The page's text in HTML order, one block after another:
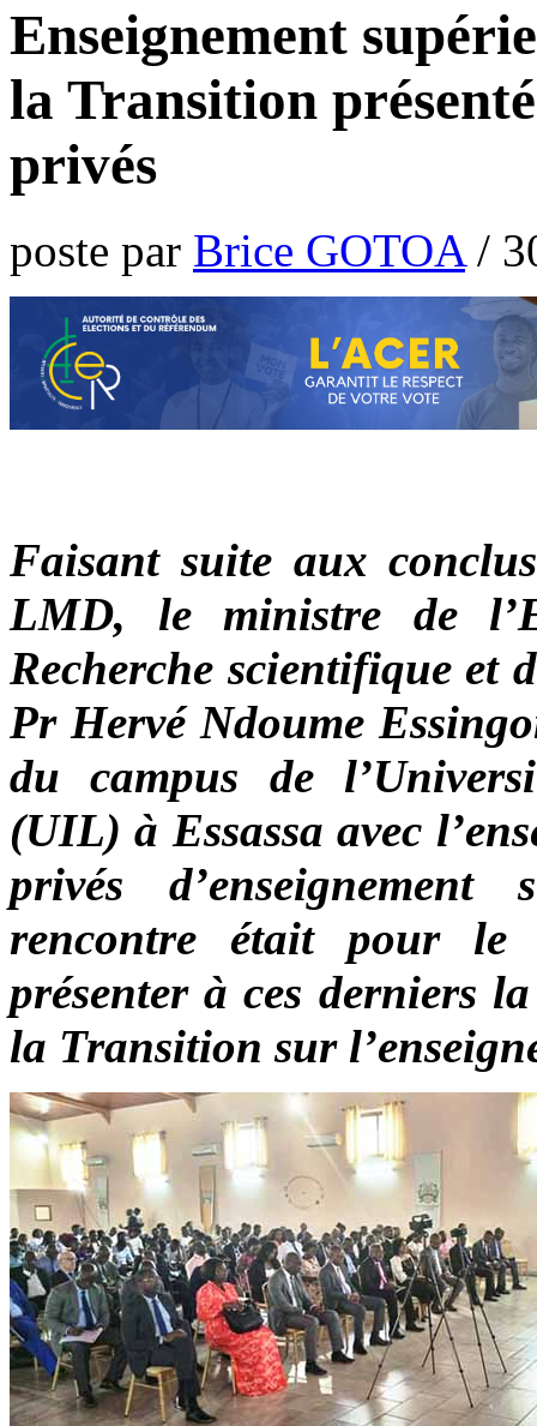
Enseignement
la Transition
privés
poste par Brice GOTOA/
Faisant suite aux
LMD, le ministre de
Recherche scientifique et
Pr Hervé Ndoume
du campus de
(UIL) à Essassa avec
privés
rencontre était pour le
présenter à ces derniers
la Transition sur